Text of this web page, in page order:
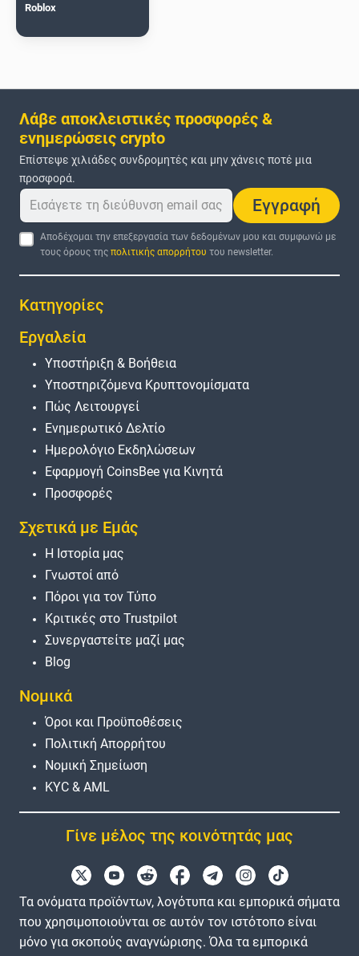
Roblox
Λάβε αποκλειστικές προσφορές &
ενημερώσεις crypto
Επίστεψε χιλιάδες συνδρομητές και μην χάνεις ποτέ μια
προσφορά.
Εγγραφή
Αποδέχομαι την επεξεργασία των δεδομένων μου και συμφωνώ με
τους όρους τηςπολιτικής απορρήτου του newsletter.
Κατηγορίες
Εργαλεία
Υποστήριξη & Βοήθεια
Υποστηριζόμενα Κρυπτονομίσματα
Πώς Λειτουργεί
Ενημερωτικό Δελτίο
Ημερολόγιο Εκδηλώσεων
Εφαρμογή CoinsBee για Κινητά
Προσφορές
Σχετικά με Εμάς
Η Ιστορία μας
Γνωστοί από
Πόροι για τον Τύπο
Κριτικές στο Trustpilot
Συνεργαστείτε μαζί μας
Blog
Νομικά
Όροι και Προϋποθέσεις
Πολιτική Απορρήτου
Νομική Σημείωση
KYC & AML
Γίνε μέλος της κοινότητάς μας
Τα ονόματα προϊόντων, λογότυπα και εμπορικά σήματα
που χρησιμοποιούνται σε αυτόν τον ιστότοπο είναι
μόνο για σκοπούς αναγνώρισης. Όλα τα εμπορικά